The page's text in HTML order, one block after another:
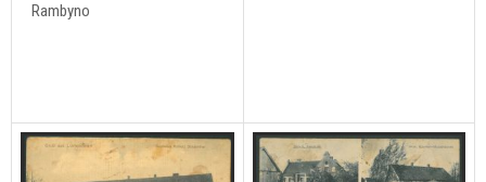
Rambyno